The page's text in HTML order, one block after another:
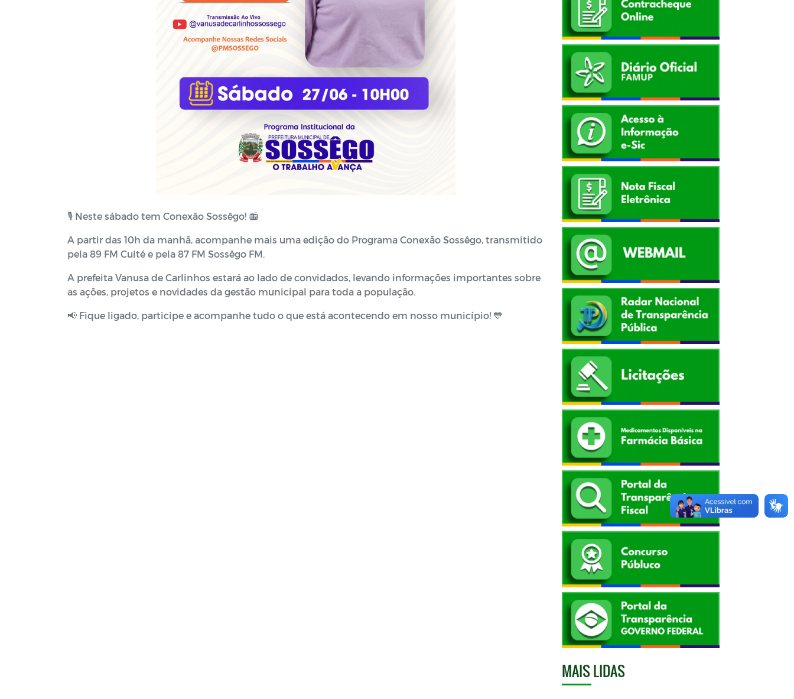
🎙️ Neste sábado tem Conexão Sossêgo! 📻
A partir das 10h da manhã, acompanhe mais uma edição do Programa Conexão Sossêgo, transmitido
pela 89 FM Cuité e pela 87 FM Sossêgo FM.
A prefeita Vanusa de Carlinhos estará ao lado de convidados, levando informações importantes sobre
as ações, projetos e novidades da gestão municipal para toda a população.
📢 Fique ligado, participe e acompanhe tudo o que está acontecendo em nosso município! 💙
MAIS LIDAS